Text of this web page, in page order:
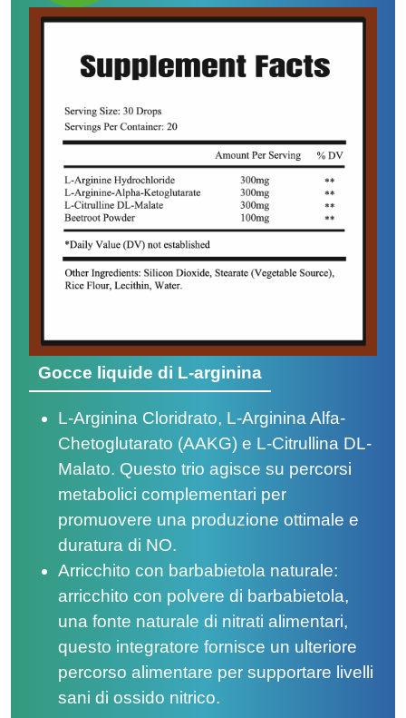
Gocce liquide di L-arginina
L-Arginina Cloridrato, L-Arginina Alfa-
Chetoglutarato (AAKG) e L-Citrullina DL-
Malato. Questo trio agisce su percorsi
metabolici complementari per
promuovere una produzione ottimale e
duratura di NO.
Arricchito con barbabietola naturale:
arricchito con polvere di barbabietola,
una fonte naturale di nitrati alimentari,
questo integratore fornisce un ulteriore
percorso alimentare per supportare livelli
sani di ossido nitrico.